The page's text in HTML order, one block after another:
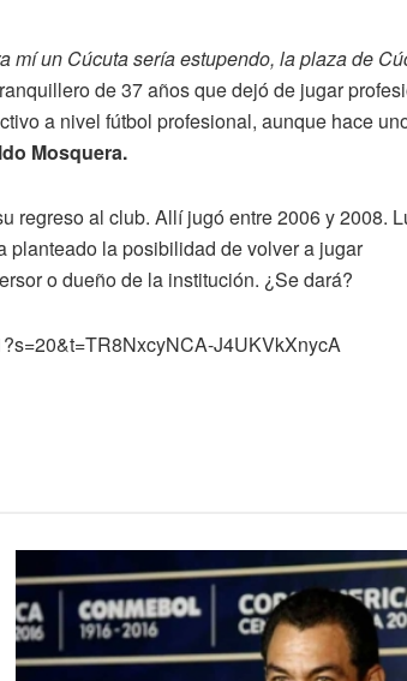
mí un Cúcuta sería estupendo, la plaza de
de 37 años que dejó de jugar
a nivel fútbol profesional, aunque hace
Mosquera.
regreso al club. Allí jugó entre 2006 y 2008.
planteado la posibilidad de volver a jugar
o dueño de la institución. ¿Se dará?
J4UKVkXnycA